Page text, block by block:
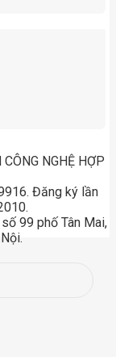
NGHỆ HỢP
Đăng ký lần
99 phố Tân Mai,